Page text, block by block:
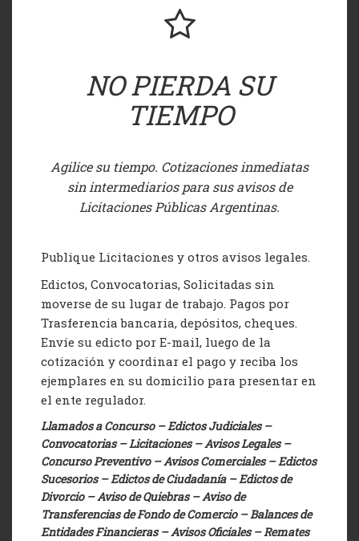
NO PIERDA SU
TIEMPO
Agilice su tiempo. Cotizaciones inmediatas
sin intermediarios para sus avisos de
Licitaciones Públicas Argentinas.
Publique Licitaciones y otros avisos legales.
Edictos, Convocatorias, Solicitadas sin
moverse de su lugar de trabajo. Pagos por
Trasferencia bancaria, depósitos, cheques.
Envíe su edicto por E-mail, luego de la
cotización y coordinar el pago y reciba los
ejemplares en su domicilio para presentar en
el ente regulador.
Llamados a Concurso – Edictos Judiciales –
Convocatorias – Licitaciones – Avisos Legales –
Concurso Preventivo – Avisos Comerciales – Edictos
Sucesorios – Edictos de Ciudadanía – Edictos de
Divorcio – Aviso de Quiebras – Aviso de
Transferencias de Fondo de Comercio – Balances de
Entidades Financieras – Avisos Oficiales – Remates